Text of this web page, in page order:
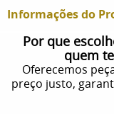
Informações do
Por que
quem
Oferecemos
preço justo,